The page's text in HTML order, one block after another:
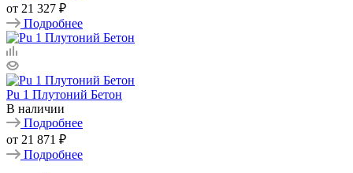
от 21 327 ₽
Подробнее
Pu 1 Плутоний Бетон
В наличии
Подробнее
от 21 871 ₽
Подробнее